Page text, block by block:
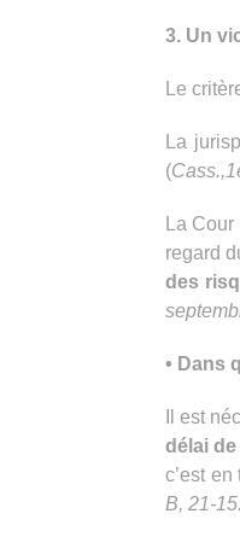
3. Un
Le
La
(
La
regard
des
• Dans
Il est
délai
c’est
B, 21-